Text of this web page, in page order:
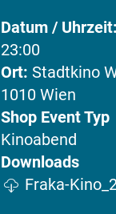
Datum / Uhrzeit
23:00
Ort Stadtkino
1010 Wien
Shop Event Typ
Kinoabend
Downloads
Dokument
Fraka-